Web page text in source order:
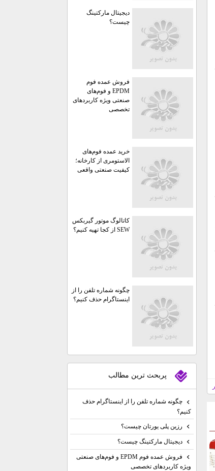
دیجیتال مارکتینگ
چیست؟
فروش عمده فوم
EPDM و فوم‌های
صنعتی ویژه کاربردهای
تخصصی
خرید عمده فوم‌های
الاستومری از کارخانه؛
کیفیت صنعتی واقعی
کاتالوگ موتور گیربکس
SEW از کجا تهیه کنیم؟
چگونه شماره تلفن را از
اینستاگرام حذف کنیم؟
پربحث ترين مطالب
چگونه شماره تلفن را از اینستاگرام حذف
کنیم؟
رزین پلی یورتان چیست؟
دیجیتال مارکتینگ چیست؟
فروش عمده فوم EPDM و فوم‌های صنعتی
ویژه کاربردهای تخصصی